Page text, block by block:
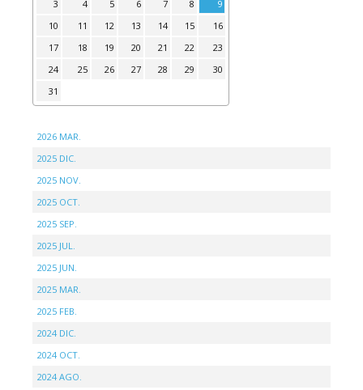
3
4 5 6 7 8
9
10
11 12 13 14 15
16
17
18 19 20 21 22
23
24
25 26 27 28 29
30
31
2026 MAR.
2025 DIC.
2025 NOV.
2025 OCT.
2025 SEP.
2025 JUL.
2025 JUN.
2025 MAR.
2025 FEB.
2024 DIC.
2024 OCT.
2024 AGO.